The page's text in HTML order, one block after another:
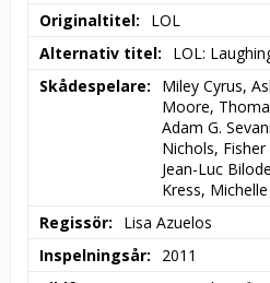
Originaltitel
LOL
Alternativ titel
LOL:
Skådespelare
Miley Cyrus,
Moore,
Adam G.
Nichols,
Jean-Luc
Kress,
Regissör
Lisa Azuelos
Inspelningsår
2011